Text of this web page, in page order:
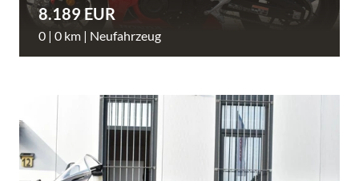
8.189 EUR
0 | 0 km | Neufahrzeug